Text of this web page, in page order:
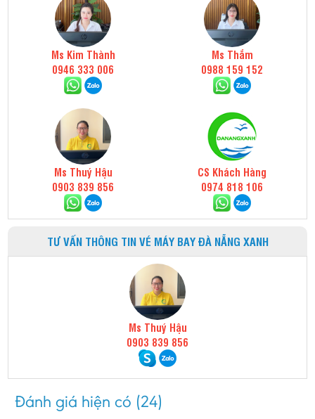
Ms Kim Thành
0946 333 006
Ms Thắm
0988 159 152
Ms Thuý Hậu
0903 839 856
CS Khách Hàng
0974 818 106
TƯ VẤN THÔNG TIN VÉ MÁY BAY ĐÀ NẴNG XANH
Ms Thuý Hậu
0903 839 856
Đánh giá hiện có (24)